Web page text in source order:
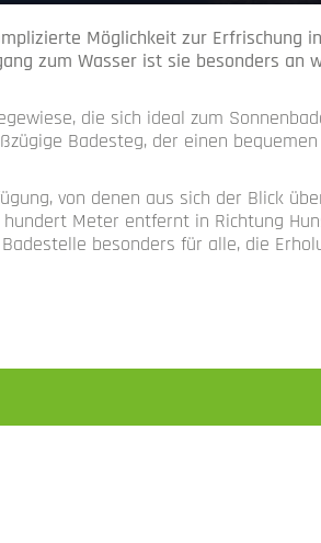
Möglichkeit zur Erfrischung in
zum Wasser ist sie besonders an
die sich ideal zum
Badesteg, der einen
von denen aus sich der Blick
Meter entfernt in Richtung
besonders für alle, die